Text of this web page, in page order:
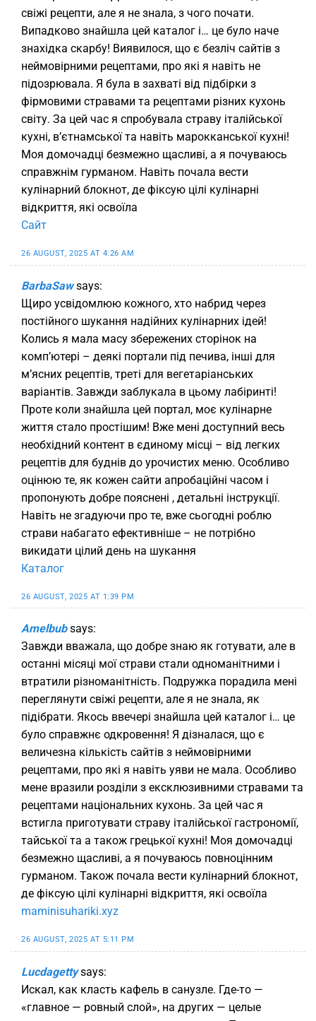
свіжі рецепти, але я не знала, з чого почати.
Випадково знайшла цей каталог і… це було наче
знахідка скарбу! Виявилося, що є безліч сайтів з
неймовірними рецептами, про які я навіть не
підозрювала. Я була в захваті від підбірки з
фірмовими стравами та рецептами різних кухонь
світу. За цей час я спробувала страву італійської
кухні, в’єтнамської та навіть марокканської кухні!
Моя домочадці безмежно щасливі, а я почуваюсь
справжнім гурманом. Навіть почала вести
кулінарний блокнот, де фіксую цілі кулінарні
відкриття, які освоїла
Сайт
26 AUGUST, 2025 AT 4:26 AM
BarbaSaw says:
Щиро усвідомлюю кожного, хто набрид через
постійного шукання надійних кулінарних ідей!
Колись я мала масу збережених сторінок на
комп’ютері – деякі портали під печива, інші для
м’ясних рецептів, треті для вегетаріанських
варіантів. Завжди заблукала в цьому лабіринті!
Проте коли знайшла цей портал, моє кулінарне
життя стало простішим! Вже мені доступний весь
необхідний контент в єдиному місці – від легких
рецептів для буднів до урочистих меню. Особливо
оцінюю те, як кожен сайти апробаційні часом і
пропонують добре пояснені , детальні інструкції.
Навіть не згадуючи про те, вже сьогодні роблю
страви набагато ефективніше – не потрібно
викидати цілий день на шукання
Каталог
26 AUGUST, 2025 AT 1:39 PM
Amelbub says:
Завжди вважала, що добре знаю як готувати, але в
останні місяці мої страви стали одноманітними і
втратили різноманітність. Подружка порадила мені
переглянути свіжі рецепти, але я не знала, як
підібрати. Якось ввечері знайшла цей каталог і… це
було справжнє одкровення! Я дізналася, що є
величезна кількість сайтів з неймовірними
рецептами, про які я навіть уяви не мала. Особливо
мене вразили розділи з ексклюзивними стравами та
рецептами національних кухонь. За цей час я
встигла приготувати страву італійської гастрономії,
тайської та а також грецької кухні! Моя домочадці
безмежно щасливі, а я почуваюсь повноцінним
гурманом. Також почала вести кулінарний блокнот,
де фіксую цілі кулінарні відкриття, які освоїла
maminisuhariki.xyz
26 AUGUST, 2025 AT 5:11 PM
Lucdagetty says:
Искал, как класть кафель в санузле. Где-то —
«главное — ровный слой», на других — целые